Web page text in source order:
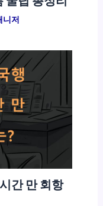
니저
간 만 회항